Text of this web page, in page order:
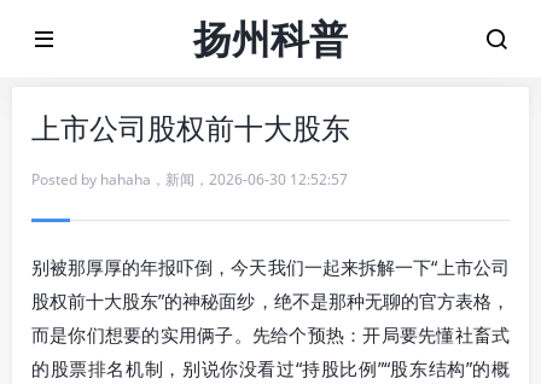
扬州科普
上市公司股权前十大股东
Posted by hahaha ， 新闻 ， 2026-06-30 12:52:57
别被那厚厚的年报吓倒，今天我们一起来拆解一下“上市公司
股权前十大股东”的神秘面纱，绝不是那种无聊的官方表格，
而是你们想要的实用俩子。先给个预热：开局要先懂社畜式
的股票排名机制，别说你没看过“持股比例”“股东结构”的概